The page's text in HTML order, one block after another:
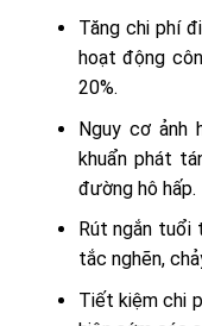
Tăng chi phí
hoạt động
20%.
Nguy cơ ảnh
khuẩn phát
đường hô hấp.
Rút ngắn tuổi
tắc nghẽn,
Tiết kiệm chi